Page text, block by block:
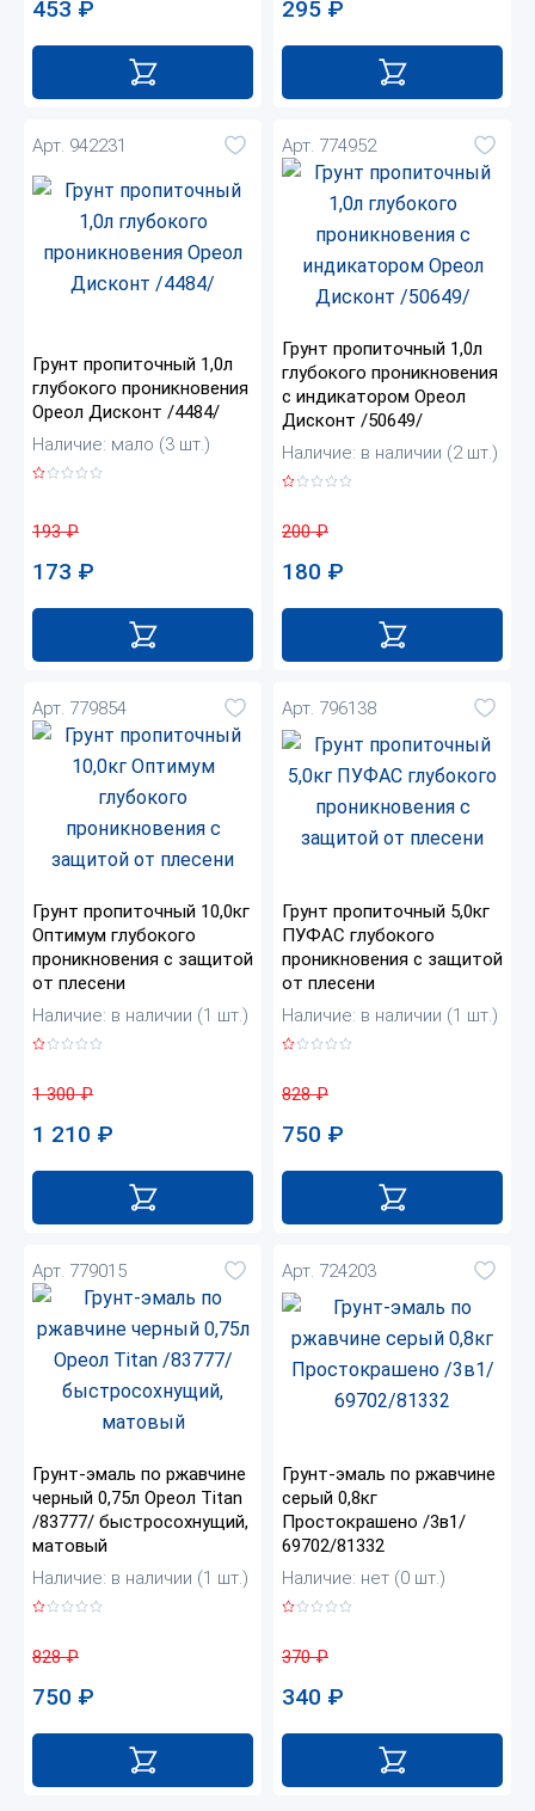
453 ₽ 295 ₽
Арт. 942231
Грунт пропиточный 1,0л
глубокого проникновения
Ореол Дисконт /4484/
Наличие: мало (3 шт.)
193₽
173 ₽
Арт. 774952
Грунт пропиточный 1,0л
глубокого проникновения
с индикатором Ореол
Дисконт /50649/
Наличие: в наличии (2 шт.)
200₽
180 ₽
Арт. 779854
Грунт пропиточный 10,0кг
Оптимум глубокого
проникновения с защитой
от плесени
Наличие: в наличии (1 шт.)
1 300₽
1 210 ₽
Арт. 796138
Грунт пропиточный 5,0кг
ПУФАС глубокого
проникновения с защитой
от плесени
Наличие: в наличии (1 шт.)
828₽
750 ₽
Арт. 779015
Грунт-эмаль по ржавчине
черный 0,75л Ореол Titan
/83777/ быстросохнущий,
матовый
Наличие: в наличии (1 шт.)
828₽
750 ₽
Арт. 724203
Грунт-эмаль по ржавчине
серый 0,8кг
Простокрашено /3в1/
69702/81332
Наличие: нет (0 шт.)
370₽
340 ₽